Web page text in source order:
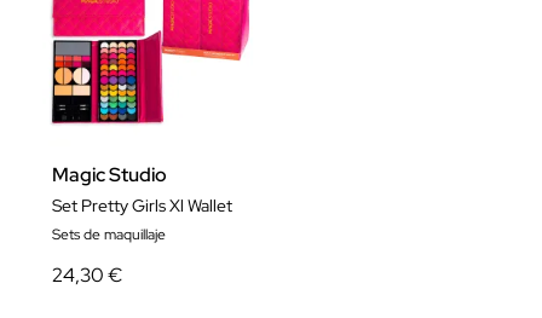
Magic Studio
Set Pretty Girls Xl Wallet
Sets de maquillaje
24,30 €